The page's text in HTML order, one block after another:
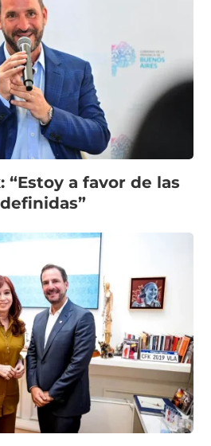
“Estoy a favor de las